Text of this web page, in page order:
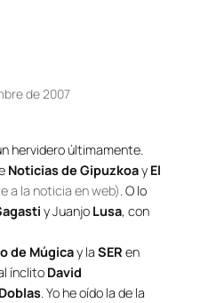
de 2007
hervidero últimamente.
Noticias de Gipuzkoay El
a la noticia en web). O lo
y Juanjo Lusa, con
de Múgicay la SER en
ínclito David
Doblas. Yo he oído la de la